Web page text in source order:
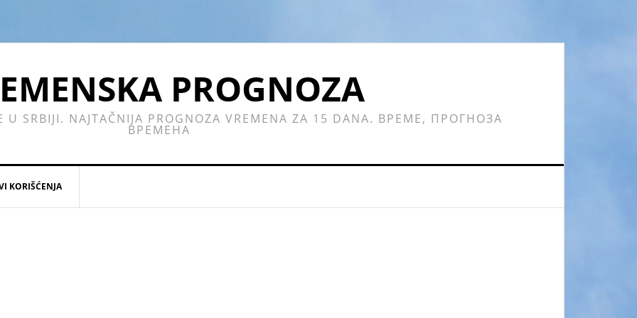
PROGNOZA
U SRBIJI. NAJTAČNIJA PROGNOZA VREMENA ZA 15 DANA. ВРЕМЕ, ПРОГНОЗА
ВРЕМЕНА
KORIŠĆENJA